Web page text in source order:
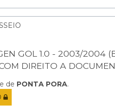
GOL 1.0 - 2003/2004
DIREITO A
de PONTA PORA.